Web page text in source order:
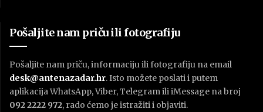
Pošaljite nam priču ili fotografiju
Pošaljite nam priču, informaciju ili fotografiju na email
desk@antenazadar.hr. Isto možete poslati i putem
aplikacija WhatsApp, Viber, Telegram ili iMessage na broj
092 2222 972, rado ćemo je istražiti i objaviti.